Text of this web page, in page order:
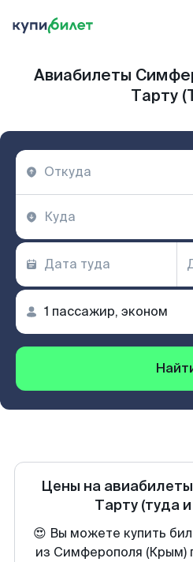
Авиабилеты
Тарту
Цены на авиабилеты
Тарту (туда
😍 Вы можете купить
из Симферополя (Крым)